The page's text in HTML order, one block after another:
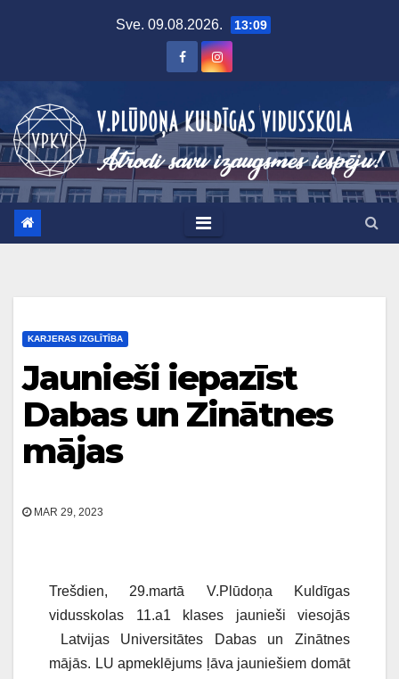
Sve. 09.08.2026. 13:09
KARJERAS IZGLĪTĪBA
Jaunieši iepazīst
Dabas un Zinātnes
mājas
MAR 29, 2023
Trešdien, 29.martā V.Plūdoņa Kuldīgas
vidusskolas 11.a1 klases jaunieši viesojās
Latvijas Universitātes Dabas un Zinātnes
mājās. LU apmeklējums ļāva jauniešiem domāt